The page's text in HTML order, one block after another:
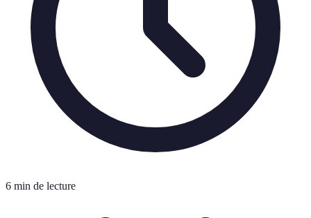
6 min de lecture